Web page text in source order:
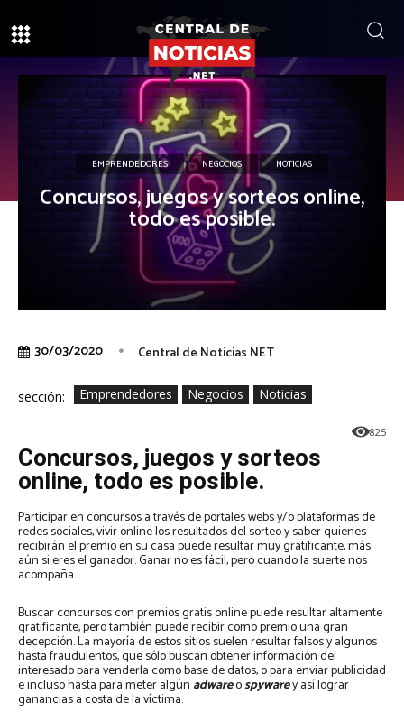
EMPRENDEDORES NEGOCIOS NOTICIAS
Concursos, juegos y sorteos online,
todo es posible.
30/03/2020 Central de Noticias NET
sección: Emprendedores Negocios Noticias
825
Concursos, juegos y sorteos
online, todo es posible.
Participar en concursos a través de portales webs y/o plataformas de
redes sociales, vivir online los resultados del sorteo y saber quienes
recibirán el premio en su casa puede resultar muy gratificante, más
aún si eres el ganador. Ganar no es fácil, pero cuando la suerte nos
acompaña…
Buscar concursos con premios gratis online puede resultar altamente
gratificante, pero también puede recibir como premio una gran
decepción. La mayoría de estos sitios suelen resultar falsos y algunos
hasta fraudulentos, que sólo buscan obtener información del
interesado para venderla como base de datos, o para enviar publicidad
e incluso hasta para meter algún adwareospywarey así lograr
ganancias a costa de la víctima.